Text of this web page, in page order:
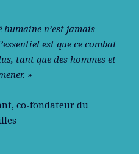
n’est jamais
est que ce combat
tant que des hommes et
»
co-fondateur du